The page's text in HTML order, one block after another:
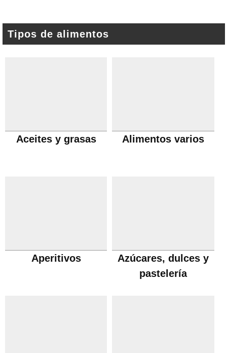
Tipos de alimentos
Aceites y grasas Alimentos varios
Aperitivos
Azúcares, dulces y
pastelería